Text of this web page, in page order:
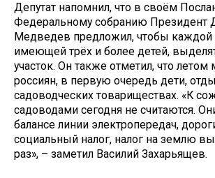
Депутат напомнил, что в своём
Федеральному собранию Президент
Медведев предложил, чтобы каждой
имеющей трёх и более детей,
участок. Он также отметил, что
россиян, в первую очередь дети,
садоводческих товариществах. «К
садоводами сегодня не считаются.
балансе линии электропередач,
социальный налог, налог на землю
раз», – заметил Василий Захарьящев.